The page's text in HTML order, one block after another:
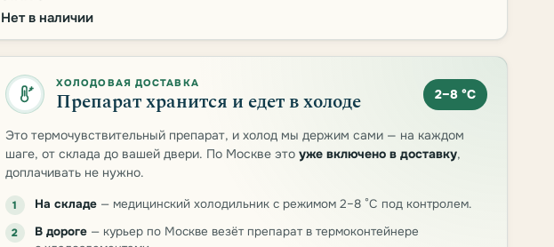
Нет в наличии
ХОЛОДОВАЯ ДОСТАВКА
Препарат хранится и едет в холоде 2–8 °C
Это термочувствительный препарат, и холод мы держим сами — на каждом
шаге, от склада до вашей двери. По Москве это уже включено в доставку,
доплачивать не нужно.
1 На складе— медицинский холодильник с режимом 2–8 °C под контролем.
2 В дороге— курьер по Москве везёт препарат в термоконтейнере